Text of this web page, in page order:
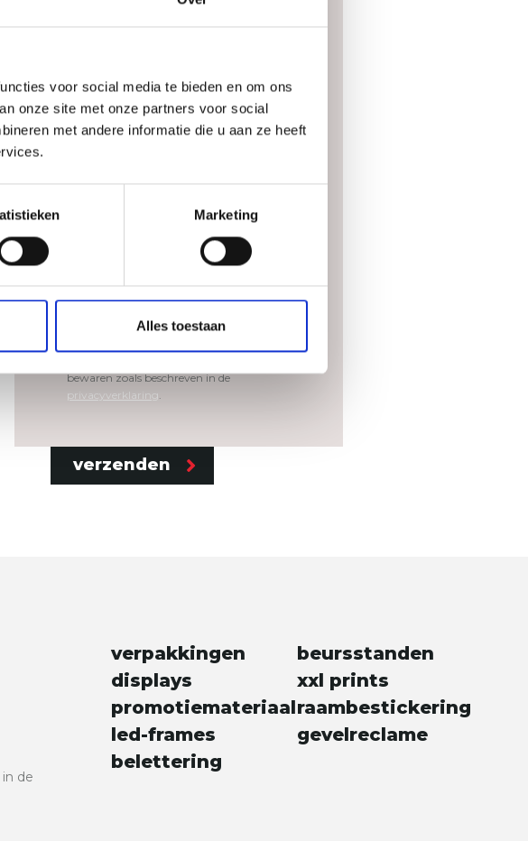
voor social media te bieden en om ons
onze site met onze partners voor social
met andere informatie die u aan ze heeft
Marketing
Alles toestaan
bewaren zoals beschreven in de
privacyverklaring.
verzenden
de
verpakkingen
displays
promotiemateriaal
led-frames
belettering
beursstanden
xxl prints
raambestickering
gevelreclame